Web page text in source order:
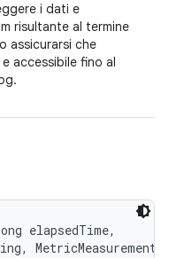
i dati e
risultante al termine
assicurarsi che
accessibile fino al
elapsedTime,